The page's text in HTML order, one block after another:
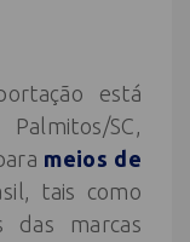
está
SC,
meios de
tais como
das marcas